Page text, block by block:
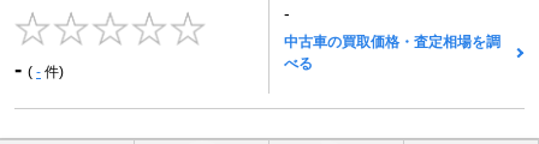
- ( - 件)
-
中古車の買取価格・査定相場を調
べる